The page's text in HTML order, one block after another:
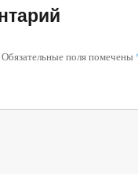
Обязательные поля помечены